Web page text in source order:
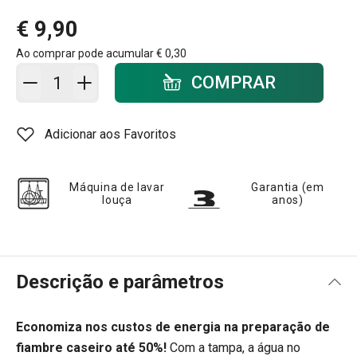
€ 9,90
Ao comprar pode acumular€ 0,30
Adicionar ao carrinho - quantidadeCOMPRAR
Adicionar aos Favoritos
Máquina de lavar
louça
Garantia (em
anos)
Descrição e parâmetros
Economiza nos custos de energia na preparação de
fiambre caseiro até 50%! Com a tampa, a água no